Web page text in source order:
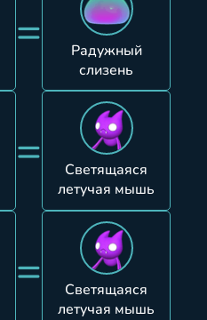
=
Радужный
слизень
=
Светящаяся
летучая мышь
=
Светящаяся
летучая мышь